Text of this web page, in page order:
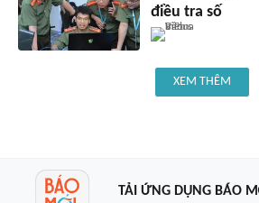
điều tra số
XEM THÊM
TẢI ỨNG DỤNG BÁO